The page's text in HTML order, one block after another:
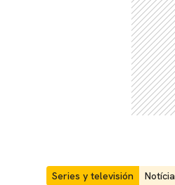
Series y televisión Notícia